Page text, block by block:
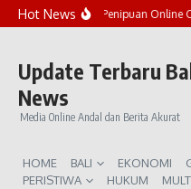
Lewati ke konten
Hot NewsMarak Penipuan Online
Update Terbaru
News
Media Online Andal dan Berita Akurat
HOME BALI EKONOMI
PERISTIWA
HUKUM